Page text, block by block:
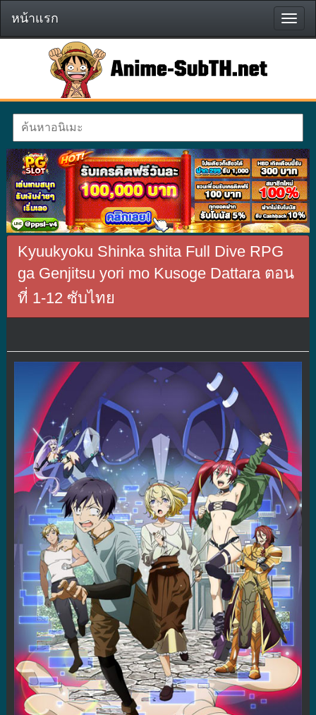
หน้า
แรก
หน้าแรก
Kyuukyoku Shinka shita Full Dive RPG
ga Genjitsu yori mo Kusoge Dattara ตอน
ที่ 1-12 ซับไทย